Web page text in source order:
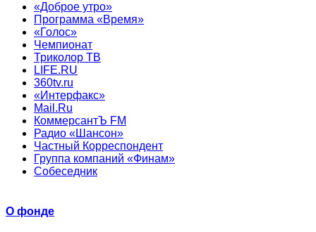
«Доброе утро»
Программа «Время»
«Голос»
Чемпионат
Триколор ТВ
LIFE.RU
360tv.ru
«Интерфакс»
Mail.Ru
КоммерсантЪ FM
Радио «Шансон»
Частный Корреспондент
Группа компаний «Финам»
Собеседник
О фонде